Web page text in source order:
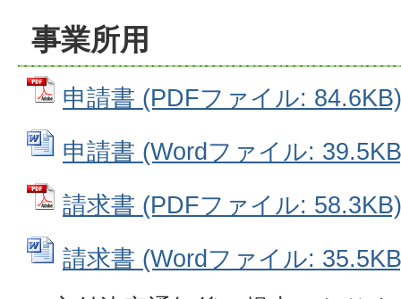
事業所用
申請書 (PDFファイル: 84.6KB)
申請書 (Wordファイル:
請求書 (PDFファイル: 58.3KB)
請求書 (Wordファイル: